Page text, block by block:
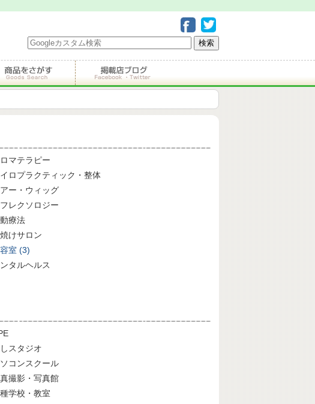
マテラピー
ロプラクティック・整体
ー・ウィッグ
レクソロジー
療法
けサロン
室 (3)
タルヘルス
スタジオ
コンスクール
撮影・写真館
学校・教室